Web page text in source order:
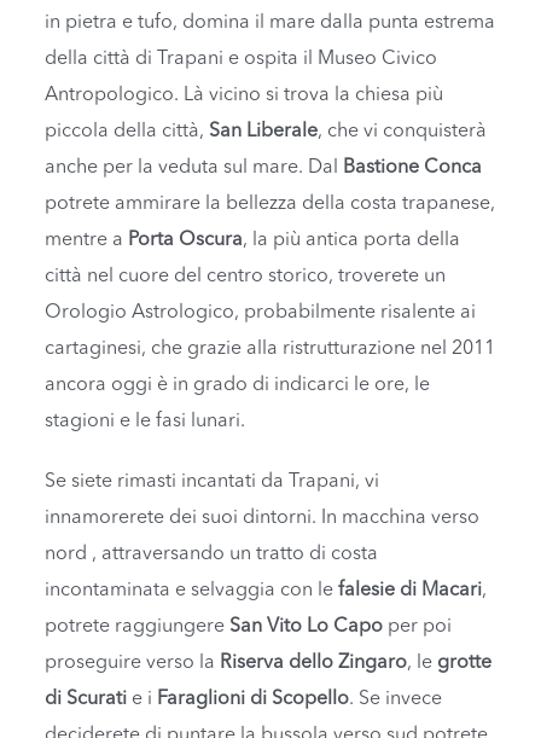
in pietra e tufo, domina il mare dalla punta estrema
della città di Trapani e ospita il Museo Civico
Antropologico. Là vicino si trova la chiesa più
piccola della città, San Liberale, che vi conquisterà
anche per la veduta sul mare. Dal
Bastione Conca
potrete ammirare la bellezza della costa trapanese,
mentre a Porta Oscura, la più antica porta della
città nel cuore del centro storico, troverete un
Orologio Astrologico, probabilmente risalente ai
cartaginesi, che grazie alla ristrutturazione nel 2011
ancora oggi è in grado di indicarci le ore, le
stagioni e le fasi lunari.
Se siete rimasti incantati da Trapani, vi
innamorerete dei suoi dintorni. In macchina verso
nord , attraversando un tratto di costa
incontaminata e selvaggia con lefalesie di Macari,
potrete raggiungere San Vito Lo Capo per poi
proseguire verso la Riserva dello Zingaro, le grotte
di Scurati e i Faraglioni di Scopello. Se invece